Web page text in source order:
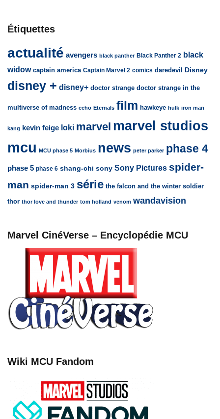
Étiquettes
actualité avengers black panther Black Panther 2 black
widow captain america Captain Marvel 2 comics daredevil Disney
disney + disney+ doctor strange doctor strange in the
multiverse of madness echo Eternals film hawkeye hulk iron man
kang kevin feige loki marvel marvel studios
mcu MCU phase 5 Morbius news peter parker phase 4
phase 5 phase 6 shang-chi sony Sony Pictures spider-
man spider-man 3 série the falcon and the winter soldier
thor thor love and thunder tom holland venom wandavision
Marvel CinéVerse – Encyclopédie MCU
Wiki MCU Fandom